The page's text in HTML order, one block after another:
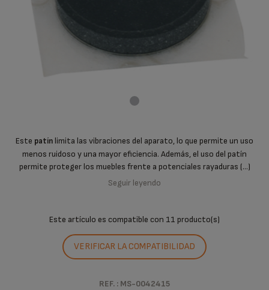
Este patín limita las vibraciones del aparato, lo que permite un uso
menos ruidoso y una mayor eficiencia. Además, el uso del patín
permite proteger los muebles frente a potenciales rayaduras (...)
Seguir leyendo
Este artículo es compatible con 11 producto(s)
VERIFICAR LA COMPATIBILIDAD
REF. : MS-0042415